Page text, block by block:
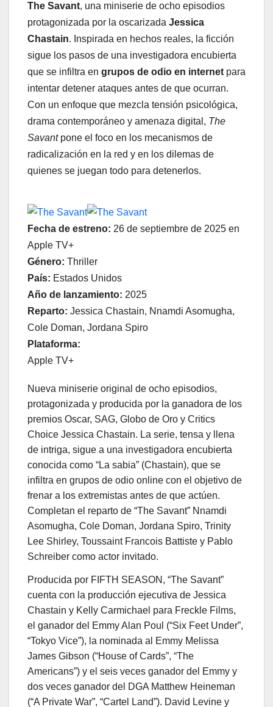
The Savant, una miniserie de ocho episodios
protagonizada por la oscarizada Jessica
Chastain. Inspirada en hechos reales, la ficción
sigue los pasos de una investigadora encubierta
que se infiltra en grupos de odio en internet para
intentar detener ataques antes de que ocurran.
Con un enfoque que mezcla tensión psicológica,
drama contemporáneo y amenaza digital, The
Savantpone el foco en los mecanismos de
radicalización en la red y en los dilemas de
quienes se juegan todo para detenerlos.
Fecha de estreno: 26 de septiembre de 2025 en
Apple TV+
Género: Thriller
País: Estados Unidos
Año de lanzamiento: 2025
Reparto: Jessica Chastain, Nnamdi Asomugha,
Cole Doman, Jordana Spiro
Plataforma:
Apple TV+
Nueva miniserie original de ocho episodios,
protagonizada y producida por la ganadora de los
premios Oscar, SAG, Globo de Oro y Critics
Choice Jessica Chastain. La serie, tensa y llena
de intriga, sigue a una investigadora encubierta
conocida como “La sabia” (Chastain), que se
infiltra en grupos de odio online con el objetivo de
frenar a los extremistas antes de que actúen.
Completan el reparto de “The Savant” Nnamdi
Asomugha, Cole Doman, Jordana Spiro, Trinity
Lee Shirley, Toussaint Francois Battiste y Pablo
Schreiber como actor invitado.
Producida por FIFTH SEASON, “The Savant”
cuenta con la producción ejecutiva de Jessica
Chastain y Kelly Carmichael para Freckle Films,
el ganador del Emmy Alan Poul (“Six Feet Under”,
“Tokyo Vice”), la nominada al Emmy Melissa
James Gibson (“House of Cards”, “The
Americans”) y el seis veces ganador del Emmy y
dos veces ganador del DGA Matthew Heineman
(“A Private War”, “Cartel Land”). David Levine y